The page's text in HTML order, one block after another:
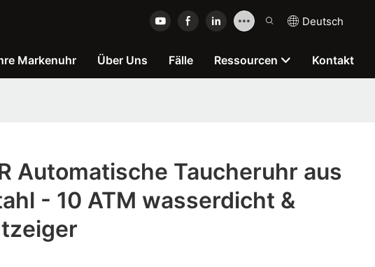
Deutsch
Markenuhr Über Uns Fälle Ressourcen Kontakt
Automatische Taucheruhr aus
- 10 ATM wasserdicht &